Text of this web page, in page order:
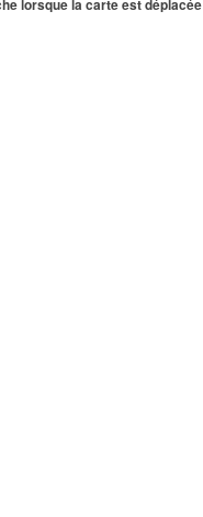
lorsque la carte est déplacée